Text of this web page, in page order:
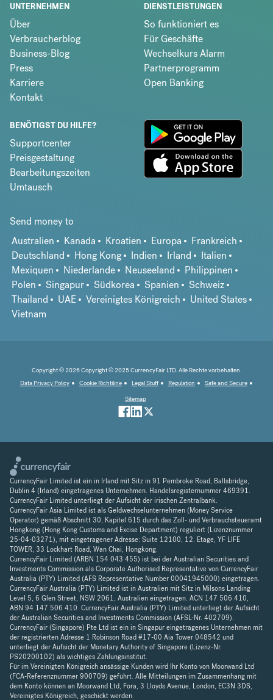
UNTERNEHMEN
Über
Verbraucherblog
Business-Blog
Press
Karriere
Kontakt
DIENSTLEISTUNGEN
So funktioniert es
Für Geschäfte
Wechselkurs Alarm
Partnerprogramm
Open Banking
BENÖTIGST DU HILFE?
Supportcenter
Preisgestaltung
Bearbeitungszeiten
Umtausch
Send money to
Australien
Kanada Kroatien Europa
Frankreich
Deutschland
Hong Kong Indien Irland
Italien
Mexiquen
Niederlande Neuseeland
Philippinen
Polen
Singapur Südkorea Spanien
Schweiz
Thailand
UAE Vereinigtes Königreich
United States
Vietnam
Copyright © 2026 Copyright © 2025 CurrencyFair LTD. Alle Rechte vorbehalten.
Data Privacy Policy
Cookie Richtiline Legal Stuff Regulation
Safe and Secure
Sitemap
CurrencyFair Limited ist ein in Irland mit Sitz in 91 Pembroke Road, Ballsbridge,
Dublin 4 (Irland) eingetragenes Unternehmen. Handelsregisternummer 469391.
CurrencyFair Limited unterliegt der Aufsicht der irischen Zentralbank.
CurrencyFair Asia Limited ist als Geldwechselunternehmen (Money Service
Operator) gemäß Abschnitt 30, Kapitel 615 durch das Zoll- und Verbrauchsteueramt
Hongkong (Hong Kong Customs and Excise Department) reguliert (Lizenznummer
25-04-03271), mit eingetragener Adresse: Suite 12100, 12. Etage, YF LIFE
TOWER, 33 Lockhart Road, Wan Chai, Hongkong.
CurrencyFair Limited (ARBN 154 043 455) ist bei der Australian Securities and
Investments Commission als Corporate Authorised Representative von CurrencyFair
Australia (PTY) Limited (AFS Representative Number 00041945000) eingetragen.
CurrencyFair Australia (PTY) Limited ist in Australien mit Sitz in Milsons Landing
Level 5, 6 Glen Street, NSW 2061, Australien eingetragen. ACN 147 506 410,
ABN 94 147 506 410. CurrencyFair Australia (PTY) Limited unterliegt der Aufsicht
der Australian Securities and Investments Commission (AFSL-Nr. 402709).
CurrencyFair (Singapore) Pte Ltd ist ein in Singapur eingetragenes Unternehmen mit
der registrierten Adresse 1 Robinson Road #17-00 Aia Tower 048542 und
unterliegt der Aufsicht der Monetary Authority of Singapore (Lizenz-Nr.
PS20200102) als wichtiges Zahlungsinstitut.
Für im Vereinigten Königreich ansässige Kunden wird Ihr Konto von Moorwand Ltd
(FCA-Referenznummer 900709) geführt. Alle Mitteilungen im Zusammenhang mit
dem Konto können an Moorwand Ltd, Fora, 3 Lloyds Avenue, London, EC3N 3DS,
Vereinigtes Königreich, geschickt werden.